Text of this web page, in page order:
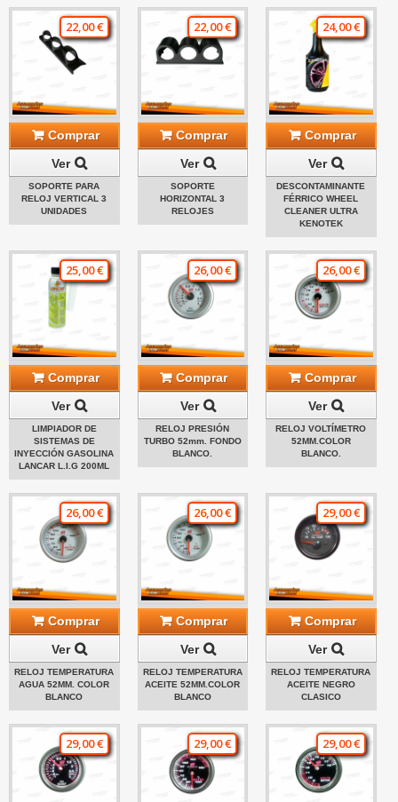
22,00 €
Comprar
Ver
SOPORTE PARA
RELOJ VERTICAL 3
UNIDADES
22,00 €
Comprar
Ver
SOPORTE
HORIZONTAL 3
RELOJES
24,00 €
Comprar
Ver
DESCONTAMINANTE
FÉRRICO WHEEL
CLEANER ULTRA
KENOTEK
25,00 €
Comprar
Ver
LIMPIADOR DE
SISTEMAS DE
INYECCIÓN GASOLINA
LANCAR L.I.G 200ML
26,00 €
Comprar
Ver
RELOJ PRESIÓN
TURBO 52mm. FONDO
BLANCO.
26,00 €
Comprar
Ver
RELOJ VOLTÍMETRO
52MM.COLOR
BLANCO.
26,00 €
Comprar
Ver
RELOJ TEMPERATURA
AGUA 52MM. COLOR
BLANCO
26,00 €
Comprar
Ver
RELOJ TEMPERATURA
ACEITE 52MM.COLOR
BLANCO
29,00 €
Comprar
Ver
RELOJ TEMPERATURA
ACEITE NEGRO
CLASICO
29,00 € 29,00 € 29,00 €